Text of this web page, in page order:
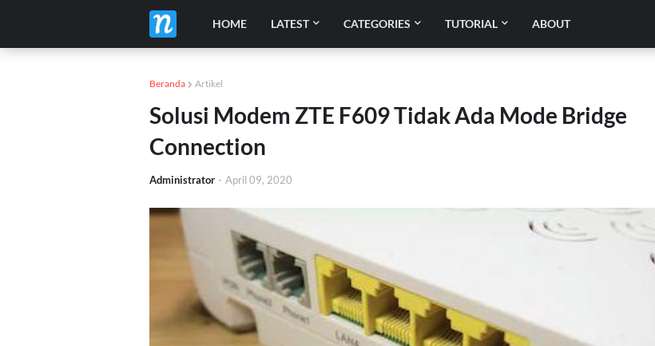
HOME LATEST CATEGORIES TUTORIAL ABOUT
Beranda Artikel
Solusi Modem ZTE F609 Tidak Ada Mode Bridge
Connection
Administrator - April 09, 2020